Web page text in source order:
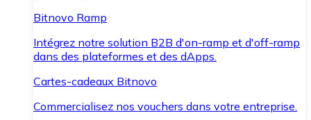
Bitnovo Ramp
Intégrez notre solution B2B d'on-ramp et d'off-ramp
dans des plateformes et des dApps.
Cartes-cadeaux Bitnovo
Commercialisez nos vouchers dans votre entreprise.